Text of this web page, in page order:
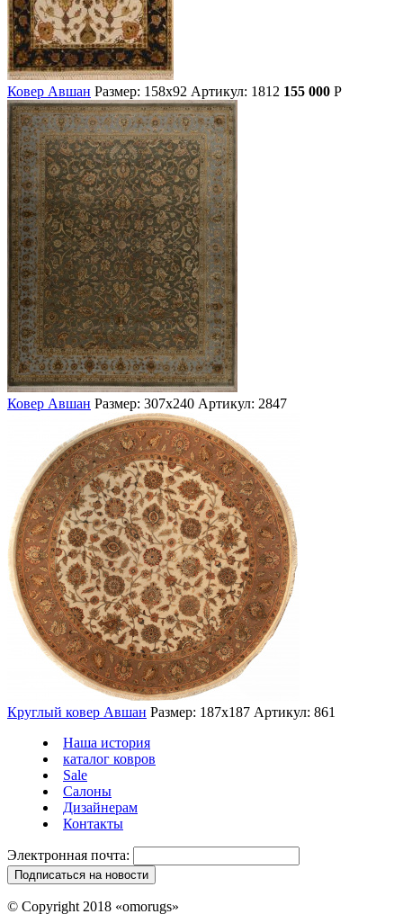
Ковер Авшан Размер: 158х92 Артикул: 1812 155 000 Р
Ковер Авшан Размер: 307х240 Артикул: 2847
Круглый ковер Авшан Размер: 187х187 Артикул: 861
Наша история
каталог ковров
Sale
Салоны
Дизайнерам
Контакты
Электронная почта:
© Copyright 2018 «omorugs»